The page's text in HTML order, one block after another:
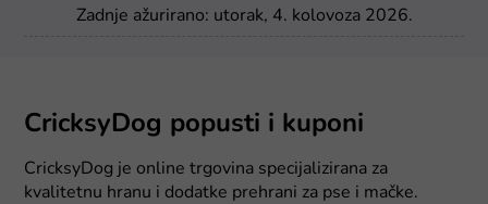
Zadnje ažurirano: utorak, 4. kolovoza 2026.
CricksyDog popusti i kuponi
CricksyDog je online trgovina specijalizirana za
kvalitetnu hranu i dodatke prehrani za pse i mačke.